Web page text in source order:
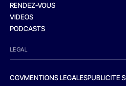
RENDEZ-VOUS
VIDEOS
PODCASTS
LEGAL
CGVMENTIONS LEGALESPUBLICITE